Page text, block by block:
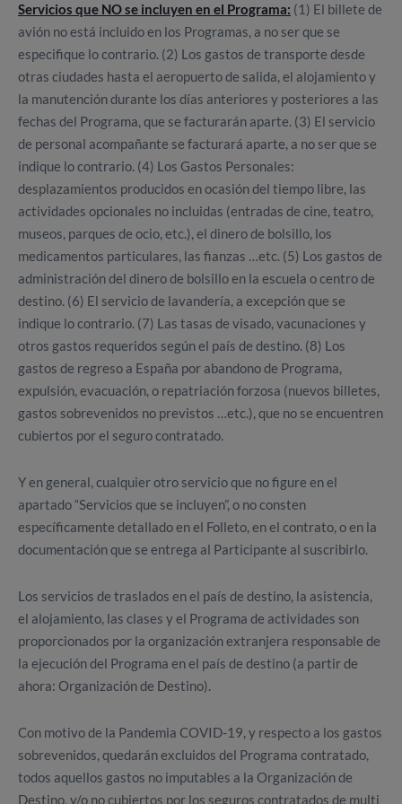
Servicios que NO se incluyen en el Programa: (1) El billete de
avión no está incluido en los Programas, a no ser que se
especifique lo contrario. (2) Los gastos de transporte desde
otras ciudades hasta el aeropuerto de salida, el alojamiento y
la manutención durante los días anteriores y posteriores a las
fechas del Programa, que se facturarán aparte. (3) El servicio
de personal acompañante se facturará aparte, a no ser que se
indique lo contrario. (4) Los Gastos Personales:
desplazamientos producidos en ocasión del tiempo libre, las
actividades opcionales no incluidas (entradas de cine, teatro,
museos, parques de ocio, etc.), el dinero de bolsillo, los
medicamentos particulares, las fianzas …etc. (5) Los gastos de
administración del dinero de bolsillo en la escuela o centro de
destino. (6) El servicio de lavandería, a excepción que se
indique lo contrario. (7) Las tasas de visado, vacunaciones y
otros gastos requeridos según el país de destino. (8) Los
gastos de regreso a España por abandono de Programa,
expulsión, evacuación, o repatriación forzosa (nuevos billetes,
gastos sobrevenidos no previstos …etc.), que no se encuentren
cubiertos por el seguro contratado.
Y en general, cualquier otro servicio que no figure en el
apartado “Servicios que se incluyen”, o no consten
específicamente detallado en el Folleto, en el contrato, o en la
documentación que se entrega al Participante al suscribirlo.
Los servicios de traslados en el país de destino, la asistencia,
el alojamiento, las clases y el Programa de actividades son
proporcionados por la organización extranjera responsable de
la ejecución del Programa en el país de destino (a partir de
ahora: Organización de Destino).
Con motivo de la Pandemia COVID-19, y respecto a los gastos
sobrevenidos, quedarán excluidos del Programa contratado,
todos aquellos gastos no imputables a la Organización de
Destino, y/o no cubiertos por los seguros contratados de multi